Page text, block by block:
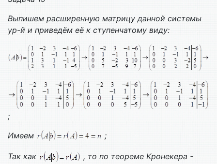
Выпишем расширенную матрицу данной системы
ур-й и приведём её к ступенчатому виду:
;
Имеем
;
Так как
, то по теореме Кронекера -